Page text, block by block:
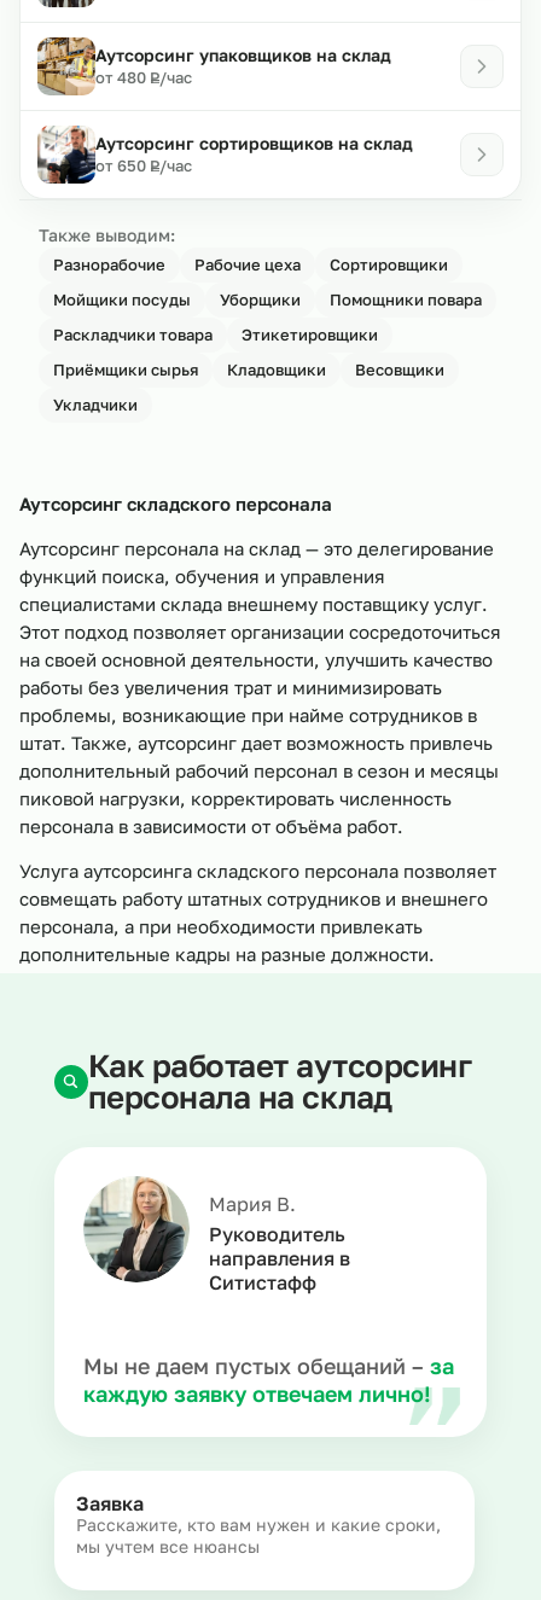
Аутсорсинг упаковщиков на склад
от 480 ₽
Р/час
Аутсорсинг сортировщиков на склад
от 650 ₽
Р/час
Также выводим:
Разнорабочие Рабочие цеха
Сортировщики
Мойщики посуды
Уборщики
Помощники повара
Раскладчики товара
Этикетировщики
Приёмщики сырья
Кладовщики
Весовщики
Укладчики
Аутсорсинг складского персонала
Аутсорсинг персонала на склад — это делегирование
функций поиска, обучения и управления
специалистами склада внешнему поставщику услуг.
Этот подход позволяет организации сосредоточиться
на своей основной деятельности, улучшить качество
работы без увеличения трат и минимизировать
проблемы, возникающие при найме сотрудников в
штат. Также, аутсорсинг дает возможность привлечь
дополнительный рабочий персонал в сезон и месяцы
пиковой нагрузки, корректировать численность
персонала в зависимости от объёма работ.
Услуга аутсорсинга складского персонала позволяет
совмещать работу штатных сотрудников и внешнего
персонала, а при необходимости привлекать
дополнительные кадры на разные должности.
Мария В.
Руководитель
направления в
Ситистафф
Мы не даем пустых обещаний – за
каждую заявку отвечаем лично!
Как работает аутсорсинг
персонала на склад
Заявка
Расскажите, кто вам нужен и какие сроки,
мы учтем все нюансы